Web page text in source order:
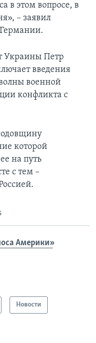
в этом вопросе, в
– заявил
Германии.
Украины Петр
введения
военной
конфликта с
которой
на путь
с тем –
Америки»
Новости